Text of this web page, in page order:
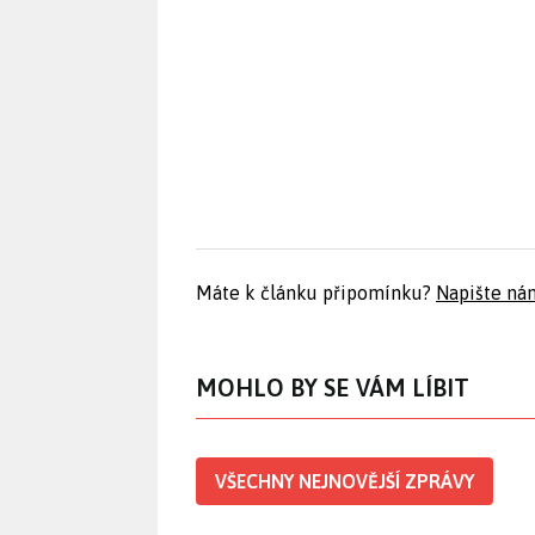
Máte k článku připomínku? Napište
MOHLO BY SE VÁM LÍBIT
VŠECHNY NEJNOVĚJŠÍ ZPRÁVY